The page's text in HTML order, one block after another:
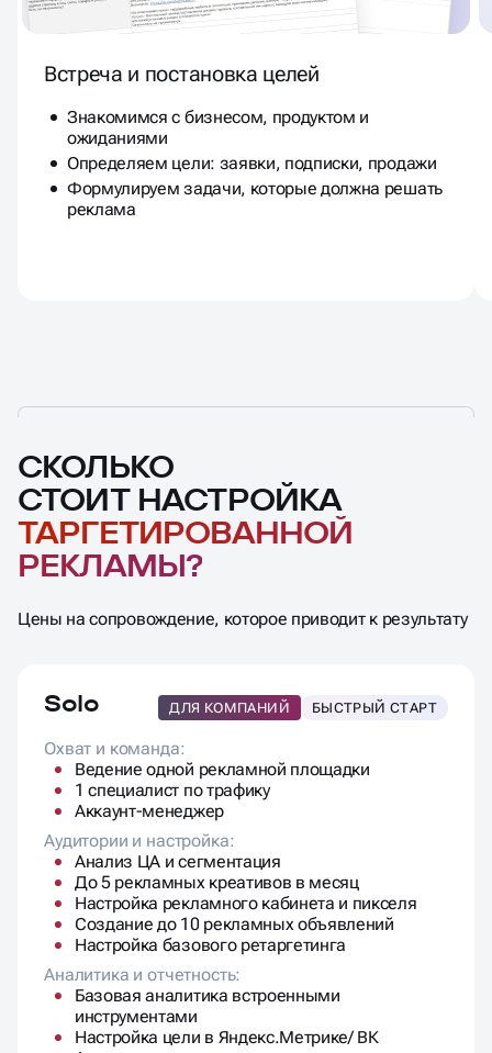
Встреча и постановка целей
Знакомимся с бизнесом, продуктом и
ожиданиями
Определяем цели: заявки, подписки, продажи
Формулируем задачи, которые должна решать
реклама
СКОЛЬКО
СТОИТ НАСТРОЙКА
ТАРГЕТИРОВАННОЙ
РЕКЛАМЫ?
Цены на сопровождение, которое приводит к результату
Solo ДЛЯ КОМПАНИЙ БЫСТРЫЙ СТАРТ
Охват и команда:
Ведение одной рекламной площадки
1 специалист по трафику
Аккаунт-менеджер
Аудитории и настройка:
Анализ ЦА и сегментация
До 5 рекламных креативов в месяц
Настройка рекламного кабинета и пикселя
Создание до 10 рекламных объявлений
Настройка базового ретаргетинга
Аналитика и отчетность:
Базовая аналитика встроенными
инструментами
Настройка цели в Яндекс.Метрике/ ВК